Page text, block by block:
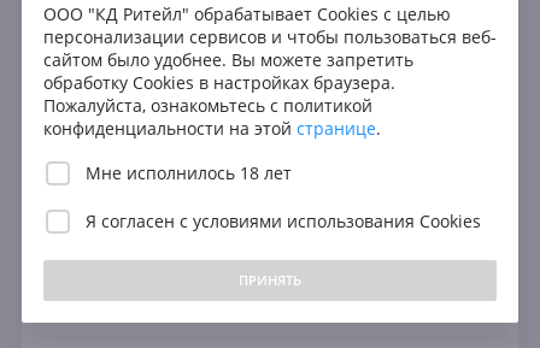
ООО "КД Ритейл" обрабатывает Cookies с целью
персонализации сервисов и чтобы пользоваться веб-
сайтом было удобнее. Вы можете запретить
обработку Cookies в настройках браузера.
Пожалуйста, ознакомьтесь с политикой
конфиденциальности на этой странице.
Мне исполнилось 18 лет
Я согласен с условиями использования Cookies
ПРИНЯТЬ